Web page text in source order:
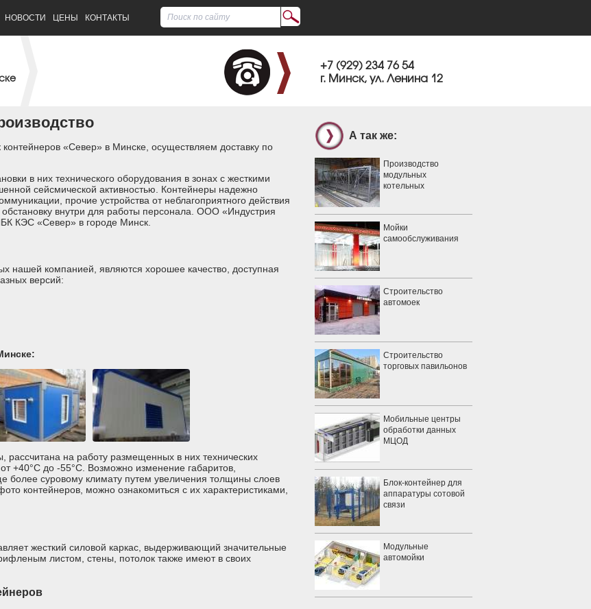
НОВОСТИ ЦЕНЫ КОНТАКТЫ
+7 (929) 234 76 54
г. Минск, ул. Ленина 12
«Север» в Минске, осуществляем доставку по
в них технического оборудования в зонах с жесткими
сейсмической активностью. Контейнеры надежно
прочие устройства от неблагоприятного действия
внутри для работы персонала. ООО «Индустрия
КЭС «Север» в городе Минск.
нашей компанией, являются хорошее качество, доступная
версий:
рассчитана на работу размещенных в них технических
+40°C до -55°C. Возможно изменение габаритов,
более суровому климату путем увеличения толщины слоев
контейнеров, можно ознакомиться с их характеристиками,
жесткий силовой каркас, выдерживающий значительные
листом, стены, потолок также имеют в своих
А так же:
Производство
модульных
котельных
Мойки
самообслуживания
Строительство
автомоек
Строительство
торговых павильонов
Мобильные центры
обработки данных
МЦОД
Блок-контейнер для
аппаратуры сотовой
связи
Модульные
автомойки